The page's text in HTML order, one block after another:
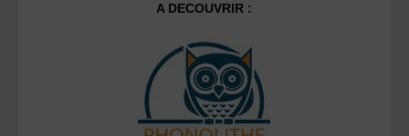
A DECOUVRIR :